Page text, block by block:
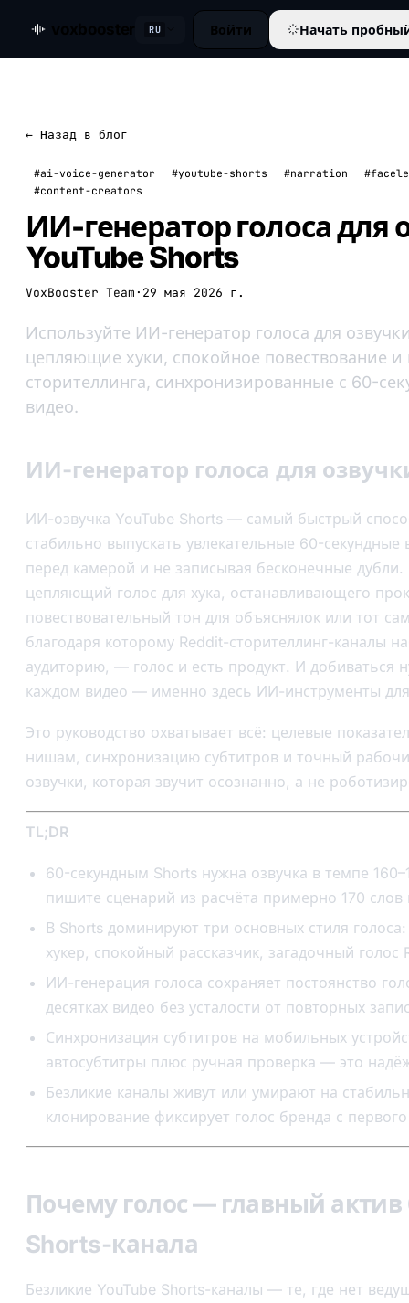
RU Войти Начать
← Назад в блог
#ai-voice-generator #youtube-shorts #narration
#content-creators
ИИ-генератор голоса для
YouTube Shorts
VoxBooster Team · 29 мая 2026 г.
Используйте ИИ-генератор голоса для
цепляющие хуки, спокойное повествование и
сторителлинга, синхронизированные с 60-
видео.
ИИ-генератор голоса для
ИИ-озвучка YouTube Shorts — самый быстрый
стабильно выпускать увлекательные 60-секундные
перед камерой и не записывая бесконечные
цепляющий голос для хука, останавливающего
повествовательный тон для объяснялок или тот
благодаря которому Reddit-сторителлинг-каналы
аудиторию, — голос и есть продукт. И добиваться
каждом видео — именно здесь ИИ-инструменты
Это руководство охватывает всё: целевые
нишам, синхронизацию субтитров и точный
озвучки, которая звучит осознанно, а не
TL;DR
60-секундным Shorts нужна озвучка в темпе
пишите сценарий из расчёта примерно 170 слов
В Shorts доминируют три основных стиля
хукер, спокойный рассказчик, загадочный голос
ИИ-генерация голоса сохраняет постоянство
десятках видео без усталости от повторных
Синхронизация субтитров на мобильных
автосубтитры плюс ручная проверка — это
Безликие каналы живут или умирают на
клонирование фиксирует голос бренда с
Почему голос — главный актив
Shorts-канала
Безликие YouTube Shorts-каналы — те, где нет